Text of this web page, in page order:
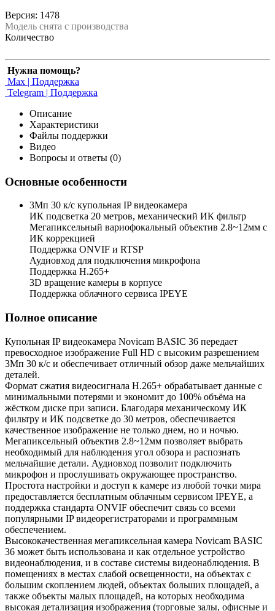
Версия: 1478
Модель снята с производства
Количество
Нужна помощь?
Max | Поддержка
Telegram | Поддержка
Описание
Характеристики
Файлы поддержки
Видео
Вопросы и ответы (0)
Основные особенности
3Мп 30 к/с купольная IP видеокамера
ИК подсветка 20 метров, механический ИК фильтр
Мегапиксельный вариофокальный объектив 2.8~12мм c
ИК коррекцией
Поддержка ONVIF и RTSP
Аудиовход для подключения микрофона
Поддержка H.265+
3D вращение камеры в корпусе
Поддержка облачного сервиса IPEYE
Полное описание
Купольная IP видеокамера Novicam BASIC 36 передает
превосходное изображение Full HD с высоким разрешением
3Мп 30 к/с и обеспечивает отличный обзор даже мельчайших
деталей.
Формат сжатия видеосигнала H.265+ обрабатывает данные с
минимальными потерями и экономит до 100% объёма на
жёстком диске при записи. Благодаря механическому ИК
фильтру и ИК подсветке до 30 метров, обеспечивается
качественное изображение не только днем, но и ночью.
Мегапиксельный объектив 2.8~12мм позволяет выбрать
необходимый для наблюдения угол обзора и распознать
мельчайшие детали. Аудиовход позволит подключить
микрофон и прослушивать окружающее пространство.
Простота настройки и доступ к камере из любой точки мира
предоставляется бесплатным облачным сервисом IPEYE, а
поддержка стандарта ONVIF обеспечит связь со всеми
популярными IP видеорегистраторами и программным
обеспечением.
Высококачественная мегапиксельная камера Novicam BASIC
36 может быть использована и как отдельное устройство
видеонаблюдения, и в составе системы видеонаблюдения. В
помещениях в местах слабой освещенности, на объектах с
большим скоплением людей, объектах больших площадей, а
также объекты малых площадей, на которых необходима
высокая детализация изображения (торговые залы, офисные и